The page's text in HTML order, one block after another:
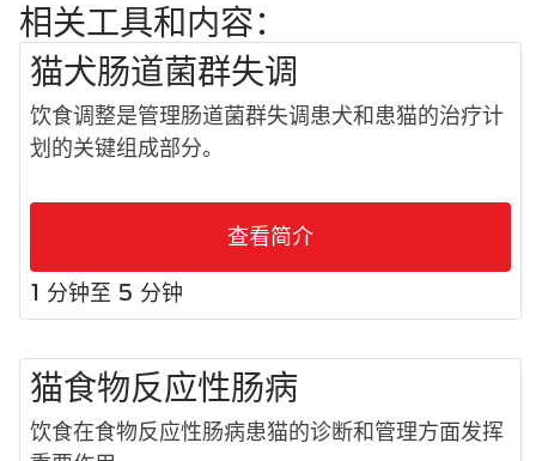
相关工具和内容：
猫犬肠道菌群失调
饮食调整是管理肠道菌群失调患犬和患猫的治疗计
划的关键组成部分。
查看简介
1 分钟至 5 分钟
猫食物反应性肠病
饮食在食物反应性肠病患猫的诊断和管理方面发挥